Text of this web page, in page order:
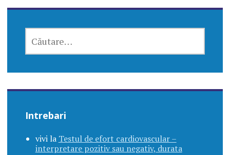
DUPĂ:
Intrebari
vivila Testul de efort cardiovascular –
interpretare pozitiv sau negativ, durata